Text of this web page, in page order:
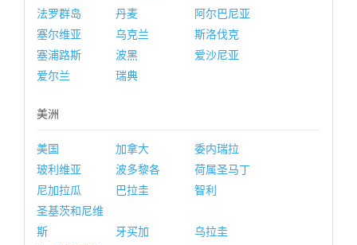
法罗群岛
丹麦
阿尔巴尼亚
塞尔维亚
乌克兰
斯洛伐克
塞浦路斯
波黑
爱沙尼亚
爱尔兰
瑞典
美洲
美国 加拿大
委内瑞拉
玻利维亚
波多黎各
荷属圣马丁
尼加拉瓜
巴拉圭
智利
圣基茨和尼维
斯
牙买加
乌拉圭